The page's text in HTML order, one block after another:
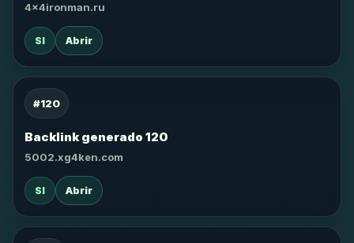
4x4ironman.ru
SI Abrir
#120
Backlink generado 120
5002.xg4ken.com
SI Abrir